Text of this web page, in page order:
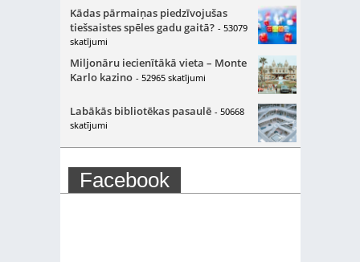
Kādas pārmaiņas piedzīvojušas
tiešsaistes spēles gadu gaitā? - 53079
skatījumi
Miljonāru iecienītākā vieta – Monte
Karlo kazino - 52965 skatījumi
Labākās bibliotēkas pasaulē - 50668
skatījumi
Facebook